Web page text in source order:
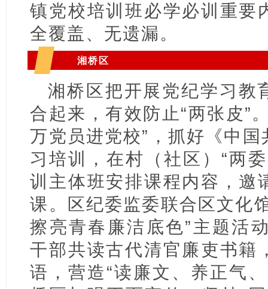
镇党校培训班必学必训重要
全覆盖、无遗漏。
湘桥区
湘桥区把开展党纪学习教
合起来，有效防止“两张皮”
万党员进党校”，抓好《中
习培训，在村（社区）“两
训主体班安排课程内容，邀
课。区纪委监委联合区文化
擦亮青春廉洁底色”主题活
干部共读古代清官廉吏书籍
语，营造“读廉文、养正气